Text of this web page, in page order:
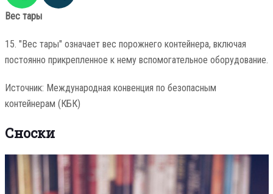
Вес тары
15. "Вес тары" означает вес порожнего контейнера, включая
постоянно прикрепленное к нему вспомогательное оборудование.
Источник: Международная конвенция по безопасным
контейнерам (КБК)
Сноски